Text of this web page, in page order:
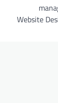
Website